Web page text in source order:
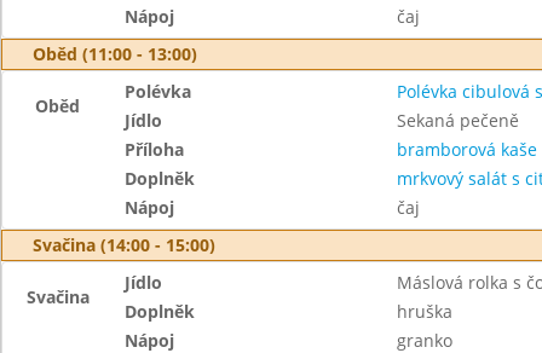
Nápoj
čaj
Oběd (11:00 - 13:00)
Oběd
Polévka
Polévka cibulová
Jídlo
Sekaná pečeně
Příloha
bramborová kaše
Doplněk
mrkvový salát s
Nápoj
čaj
Svačina (14:00 - 15:00)
Svačina
Jídlo
Máslová rolka s
Doplněk
hruška
Nápoj
granko